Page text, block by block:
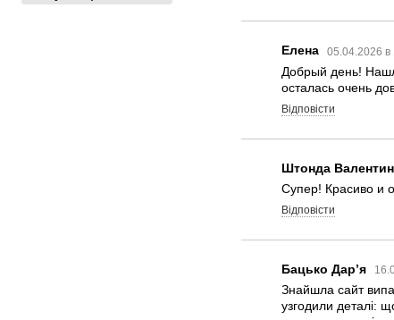
Елена 05.04.2026 в
Добрый день!
осталась очень
Відповісти
Штонда
Супер! Красиво и
Відповісти
Бацько Дарʼя
Знайшла сайт
узгодили деталі: